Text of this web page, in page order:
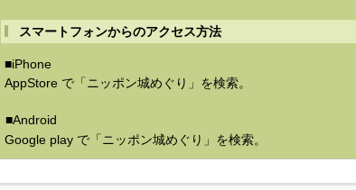
スマートフォンからのアクセス方法
■iPhone
AppStore で「ニッポン城めぐり」を検索。
■Android
Google play で「ニッポン城めぐり」を検索。